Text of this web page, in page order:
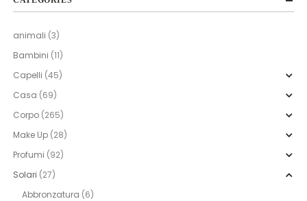
animali (3)
Bambini (11)
Capelli (45)
Casa (69)
Corpo (265)
Make Up (28)
Profumi (92)
Solari (27)
Abbronzatura (6)